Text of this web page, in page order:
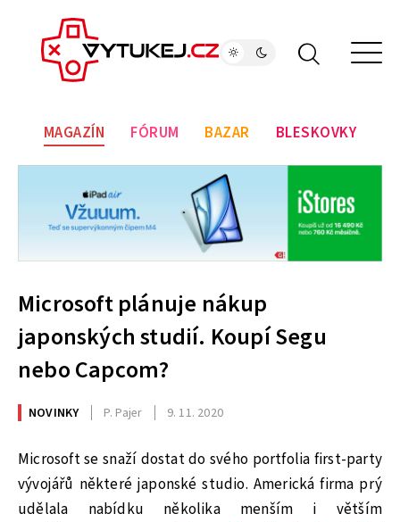
MAGAZÍN FÓRUM BAZAR BLESKOVKY
Microsoft plánuje nákup
japonských studií. Koupí Segu
nebo Capcom?
NOVINKY P. Pajer 9. 11. 2020
Microsoft se snaží dostat do svého portfolia first-party
vývojářů některé japonské studio. Americká firma prý
udělala nabídku několika menším i větším